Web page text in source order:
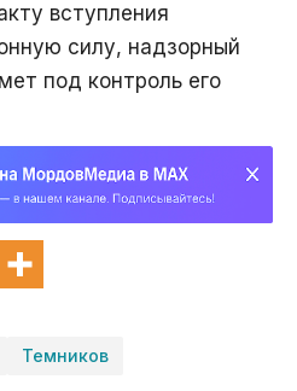
вступления
силу, надзорный
под контроль его
Темников